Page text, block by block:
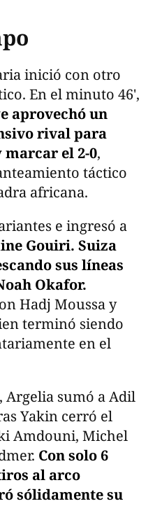
inició con otro
En el minuto 46',
aprovechó un
rival para
el 2-0,
táctico
africana.
e ingresó a
Gouiri. Suiza
sus líneas
Okafor.
Hadj Moussa y
terminó siendo
en el
Argelia sumó a Adil
Yakin cerró el
Amdouni, Michel
Con solo 6
al arco
sólidamente su